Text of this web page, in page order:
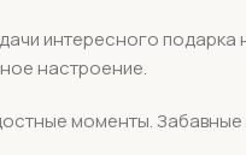
интересного
настроение.
моменты. Забавные